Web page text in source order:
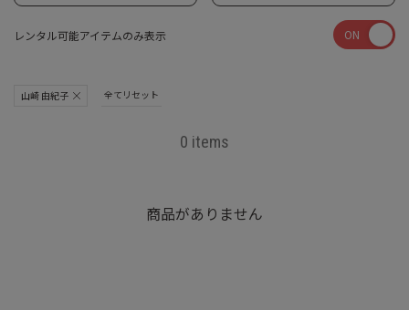
レンタル可能アイテムのみ表示 ON
山崎 由紀子 全てリセット
0 items
商品がありません